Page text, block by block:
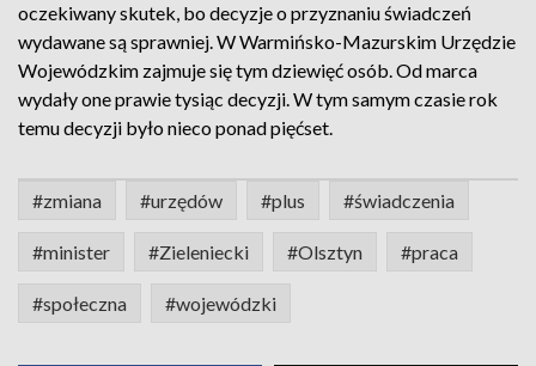
oczekiwany skutek, bo decyzje o przyznaniu świadczeń
wydawane są sprawniej. W Warmińsko-Mazurskim Urzędzie
Wojewódzkim zajmuje się tym dziewięć osób. Od marca
wydały one prawie tysiąc decyzji. W tym samym czasie rok
temu decyzji było nieco ponad pięćset.
#zmiana #urzędów #plus #świadczenia
#minister #Zieleniecki #Olsztyn #praca
#społeczna #wojewódzki